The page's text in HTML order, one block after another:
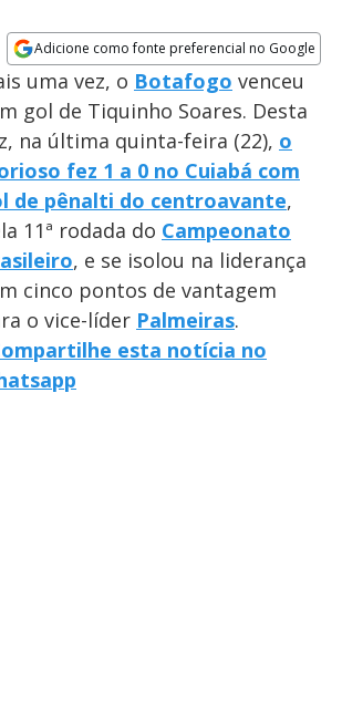
Adicione como fonte preferencial no Google
Opens in new window
uma vez, o Botafogo venceu
gol de Tiquinho Soares. Desta
na última quinta-feira (22), o
fez 1 a 0 no Cuiabá com
de pênalti do centroavante,
11ª rodada do Campeonato
, e se isolou na liderança
cinco pontos de vantagem
o vice-líder Palmeiras.
esta notícia no